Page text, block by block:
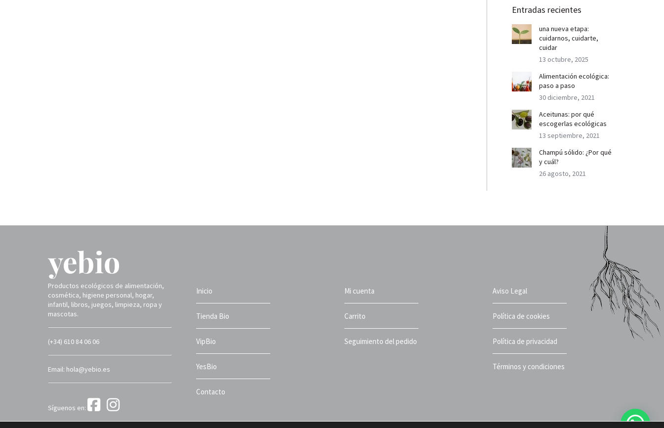
Entradas recientes
una nueva etapa:
cuidarnos, cuidarte,
cuidar
13 octubre, 2025
Alimentación ecológica:
paso a paso
30 diciembre, 2021
Aceitunas: por qué
escogerlas ecológicas
13 septiembre, 2021
Champú sólido: ¿Por qué
y cuál?
26 agosto, 2021
Productos ecológicos de alimentación,
cosmética, higiene personal, hogar,
infantil, libros, juegos, limpieza, ropa y
mascotas.
(+34) 610 84 06 06
Email: hola@yebio.es
Síguenos en:
Inicio
Tienda Bio
VipBio
YesBio
Contacto
Mi cuenta
Carrito
Seguimiento del pedido
Aviso Legal
Política de cookies
Política de privacidad
Términos y condiciones